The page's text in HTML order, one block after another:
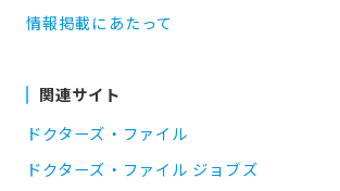
情報掲載にあたって
関連サイト
ドクターズ・ファイル
ドクターズ・ファイル ジョブズ